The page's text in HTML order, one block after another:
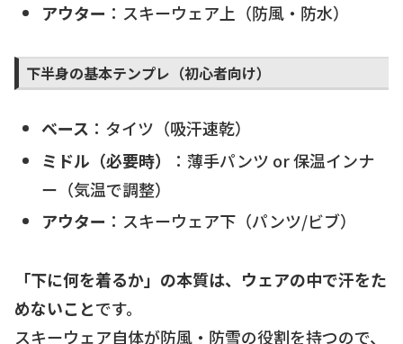
アウター ：スキーウェア上（防風・防水）
下半身の基本テンプレ（初心者向け）
ベース ：タイツ（吸汗速乾）
ミドル（必要時）
：薄手パンツ or 保温インナ
ー（気温で調整）
アウター ：スキーウェア下（パンツ/ビブ）
「下に何を着るか」の本質は、ウェアの中で汗をた
めないことです。
スキーウェア自体が防風・防雪の役割を持つので、